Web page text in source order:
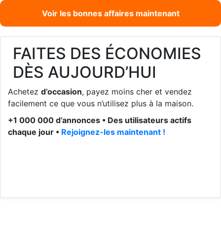
Voir les bonnes affaires maintenant
FAITES DES ÉCONOMIES
DÈS AUJOURD’HUI
Achetez d’occasion, payez moins cher et vendez
facilement ce que vous n’utilisez plus à la maison.
+1 000 000 d’annonces • Des utilisateurs actifs
chaque jour • Rejoignez-les maintenant !